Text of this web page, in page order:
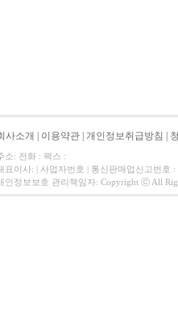
사소개 이용약관 개인정보취급방침
소: 전화 : 팩스 :
표이사: | 사업자번호 | 통신판매업신고번호 :
인정보보호 관리책임자: Copyright ⓒ All